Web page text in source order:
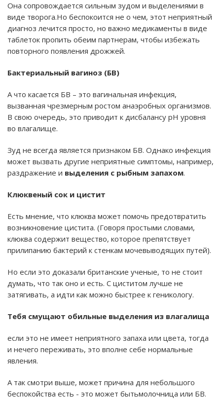
Она сопровождается сильным зудом и выделениями в
виде творога.Но беспокоится не о чем, этот неприятный
диагноз лечится просто, но важно медикаменты в виде
таблеток пропить обеим партнерам, чтобы избежать
повторного появления дрожжей.
Бактериальный вагиноз (БВ)
А что касается БВ – это вагинальная инфекция,
вызванная чрезмерным ростом анаэробных организмов.
В свою очередь, это приводит к дисбалансу pH уровня
во влагалище.
Зуд не всегда является признаком БВ. Однако инфекция
может вызвать другие неприятные симптомы, например,
раздражение и выделения с рыбным запахом.
Клюквеный сок и цистит
Есть мнение, что клюква может помочь предотвратить
возникновение цистита. (Говоря простыми словами,
клюква содержит вещество, которое препятствует
прилипанию бактерий к стенкам мочевыводящих путей).
Но если это доказали британские ученые, то не стоит
думать, что так оно и есть. С циститом лучше не
затягивать, а идти как можно быстрее к геникологу.
Тебя смущают обильные выделения из влагалища
если это не имеет неприятного запаха или цвета, тогда
и нечего переживать, это вполне себе нормальные
явления.
А так смотри выше, может причина для небольшого
беспокойства есть - это может бытьмолочница или БВ.